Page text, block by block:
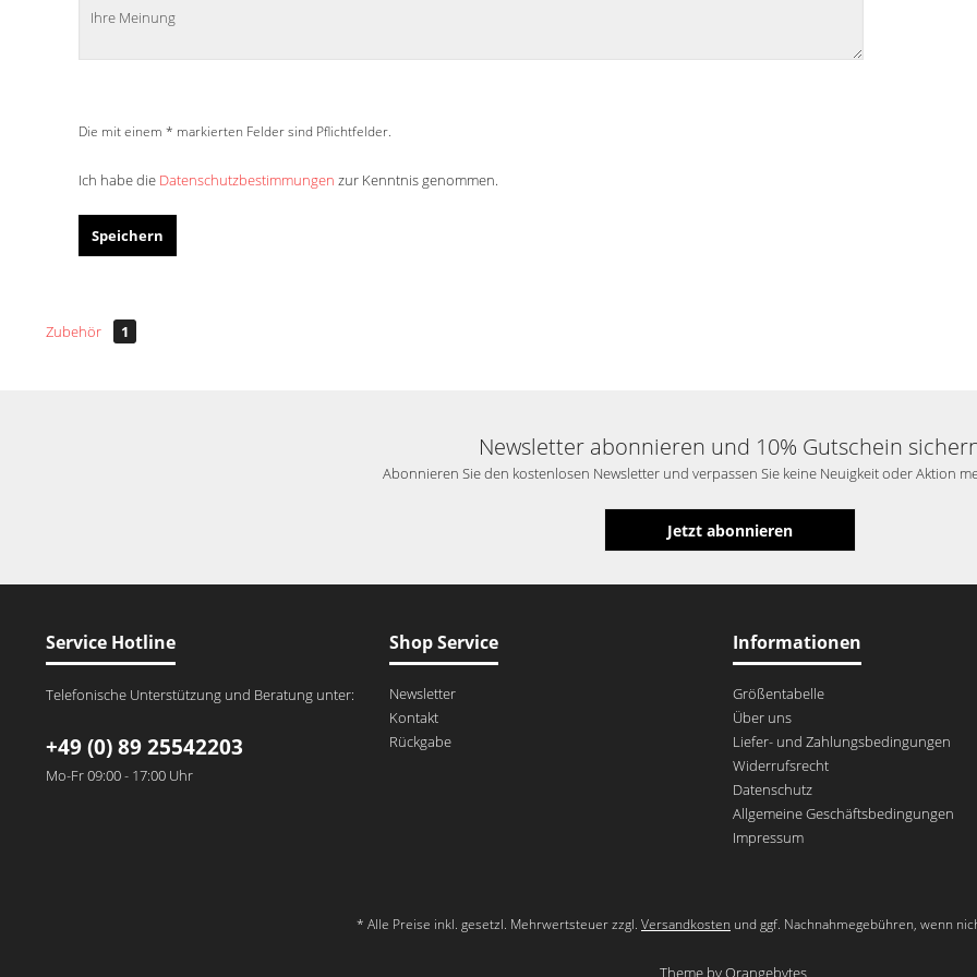
Die mit einem * markierten Felder sind Pflichtfelder.
Ich habe die Datenschutzbestimmungen zur Kenntnis genommen.
Speichern
Zubehör 1
Newsletter abonnieren und 10% Gutschein
Abonnieren Sie den kostenlosen Newsletter und verpassen Sie keine Neuigkeit oder Aktion
Jetzt abonnieren
Service Hotline
Telefonische Unterstützung und Beratung unter:
+49 (0) 89 25542203
Mo-Fr 09:00 - 17:00 Uhr
Shop Service
Newsletter
Kontakt
Rückgabe
Informationen
Größentabelle
Über uns
Liefer- und Zahlungsbedingungen
Widerrufsrecht
Datenschutz
Allgemeine Geschäftsbedingungen
Impressum
* Alle Preise inkl. gesetzl. Mehrwertsteuer zzgl. Versandkosten und ggf. Nachnahmegebühren, wenn
Theme byOrangebytes